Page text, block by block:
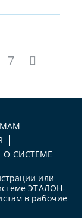
7
О СИСТЕМЕ
или
ЭТАЛОН-
в рабочие